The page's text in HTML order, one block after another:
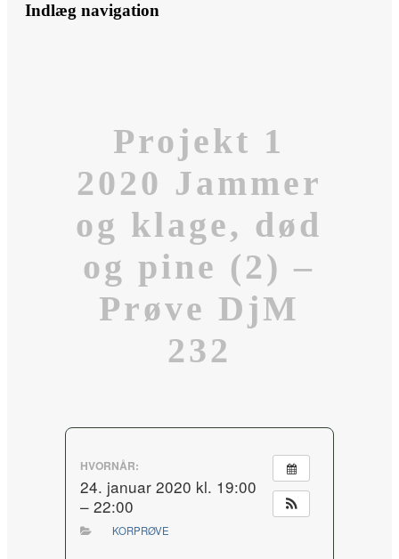
Indlæg navigation
Projekt 1
2020 Jammer
og klage, død
og pine (2) –
Prøve DjM
232
HVORNÅR:
24. januar 2020 kl. 19:00
– 22:00
KORPRØVE